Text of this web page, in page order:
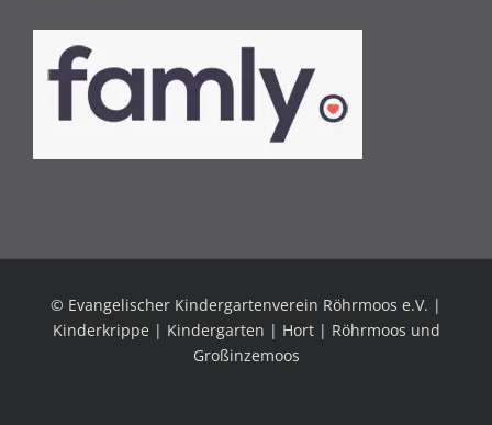
© Evangelischer Kindergartenverein Röhrmoos e.V. |
Kinderkrippe | Kindergarten | Hort | Röhrmoos und
Großinzemoos